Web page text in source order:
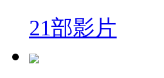
21部影片